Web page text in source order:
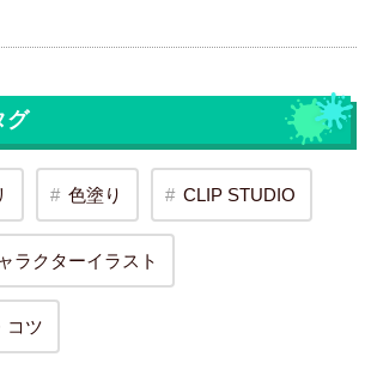
グ
色塗り CLIP STUDIO
ラクターイラスト
コツ